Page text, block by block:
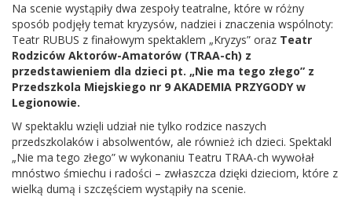
Na scenie wystąpiły dwa zespoły teatralne, które w różny
sposób podjęły temat kryzysów, nadziei i znaczenia wspólnoty:
Teatr RUBUS z finałowym spektaklem „Kryzys” oraz Teatr
Rodziców Aktorów-Amatorów (TRAA-ch) z
przedstawieniem dla dzieci pt. „Nie ma tego złego” z
Przedszkola Miejskiego nr 9 AKADEMIA PRZYGODY w
Legionowie.
W spektaklu wzięli udział nie tylko rodzice naszych
przedszkolaków i absolwentów, ale również ich dzieci. Spektakl
„Nie ma tego złego” w wykonaniu Teatru TRAA-ch wywołał
mnóstwo śmiechu i radości – zwłaszcza dzięki dzieciom, które z
wielką dumą i szczęściem wystąpiły na scenie.